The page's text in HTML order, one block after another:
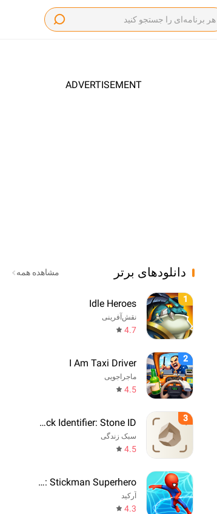
ADVERTISEMENT
دانلودهای برتر مشاهده همه
1
Idle Heroes
نقش‌آفرینی
4.7
2
I Am Taxi Driver
ماجراجویی
4.5
3
Rock Identifier: Stone ID
سبک زندگی
4.5
Web Master: Stickman Superhero
آرکید
4.3